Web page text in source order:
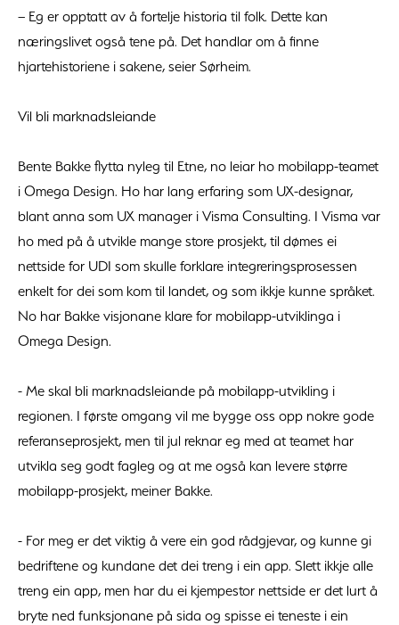
– Eg er opptatt av å fortelje historia til folk. Dette kan
næringslivet også tene på. Det handlar om å finne
hjartehistoriene i sakene, seier Sørheim.
Vil bli marknadsleiande
Bente Bakke flytta nyleg til Etne, no leiar ho mobilapp-teamet
i Omega Design. Ho har lang erfaring som UX-designar,
blant anna som UX manager i Visma Consulting. I Visma var
ho med på å utvikle mange store prosjekt, til dømes ei
nettside for UDI som skulle forklare integreringsprosessen
enkelt for dei som kom til landet, og som ikkje kunne språket.
No har Bakke visjonane klare for mobilapp-utviklinga i
Omega Design.
- Me skal bli marknadsleiande på mobilapp-utvikling i
regionen. I første omgang vil me bygge oss opp nokre gode
referanseprosjekt, men til jul reknar eg med at teamet har
utvikla seg godt fagleg og at me også kan levere større
mobilapp-prosjekt, meiner Bakke.
- For meg er det viktig å vere ein god rådgjevar, og kunne gi
bedriftene og kundane det dei treng i ein app. Slett ikkje alle
treng ein app, men har du ei kjempestor nettside er det lurt å
bryte ned funksjonane på sida og spisse ei teneste i ein